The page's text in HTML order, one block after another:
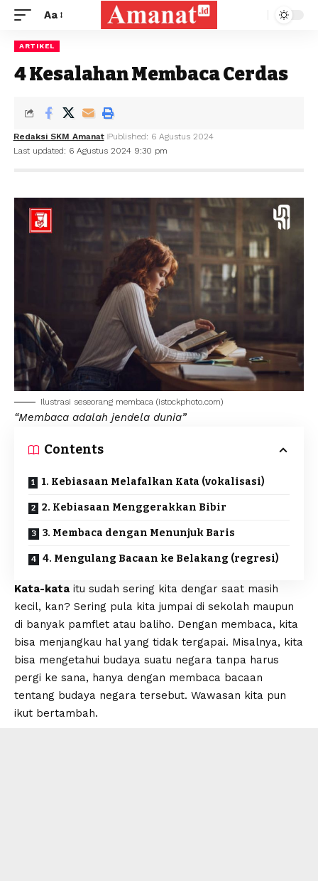
Aa
ARTIKEL
4 Kesalahan Membaca Cerdas
Last updated: 6 Agustus 2024 9:30 pm
Redaksi SKM Amanat Published: 6 Agustus 2024
Ilustrasi seseorang membaca (istockphoto.com)
“Membaca adalah jendela dunia”
Contents
1. Kebiasaan Melafalkan Kata (vokalisasi)
2. Kebiasaan Menggerakkan Bibir
3. Membaca dengan Menunjuk Baris
4. Mengulang Bacaan ke Belakang (regresi)
Kata-kata itu sudah sering kita dengar saat masih
kecil, kan? Sering pula kita jumpai di sekolah maupun
di banyak pamflet atau baliho. Dengan membaca, kita
bisa menjangkau hal yang tidak tergapai. Misalnya, kita
bisa mengetahui budaya suatu negara tanpa harus
pergi ke sana, hanya dengan membaca bacaan
tentang budaya negara tersebut. Wawasan kita pun
ikut bertambah.